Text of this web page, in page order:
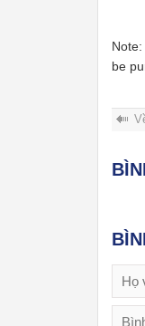
be